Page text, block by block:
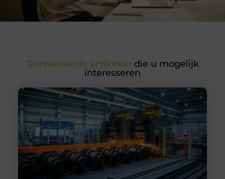
Gerelateerde artikelen die u mogelijk
interesseren